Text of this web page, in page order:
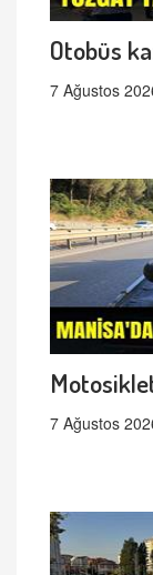
Otobüs
7 Ağustos
7 Ağustos